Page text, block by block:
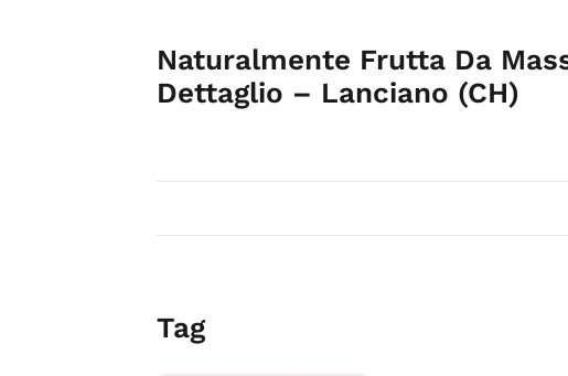
Naturalmente Frutta Da
Dettaglio – Lanciano (CH)
Tag